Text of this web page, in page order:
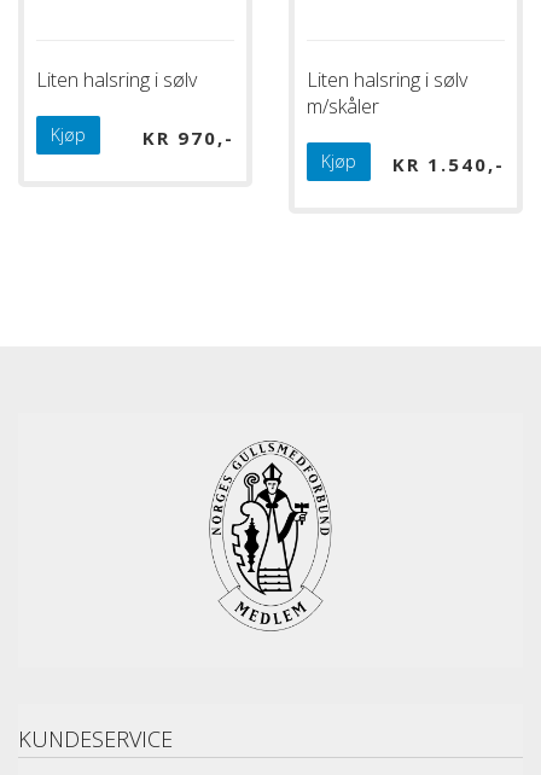
Liten halsring i sølv
KR 970
Kjøp
Liten halsring i sølv
m/skåler
KR 1.540
Kjøp
KUNDESERVICE